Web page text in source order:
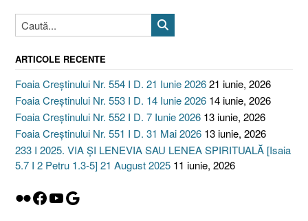
14]”
ARTICOLE RECENTE
Foaia Creștinului Nr. 554 I D. 21 Iunie 202621 iunie, 2026
Foaia Creștinului Nr. 553 I D. 14 Iunie 2026 14 iunie, 2026
Foaia Creștinului Nr. 552 I D. 7 Iunie 2026 13 iunie, 2026
Foaia Creștinului Nr. 551 I D. 31 Mai 2026 13 iunie, 2026
233 I 2025. VIA ȘI LENEVIA SAU LENEA SPIRITUALĂ [Isaia
5.7 I 2 Petru 1.3-5] 21 August 2025 11 iunie, 2026
Flickr
Facebook
YouTube
Google